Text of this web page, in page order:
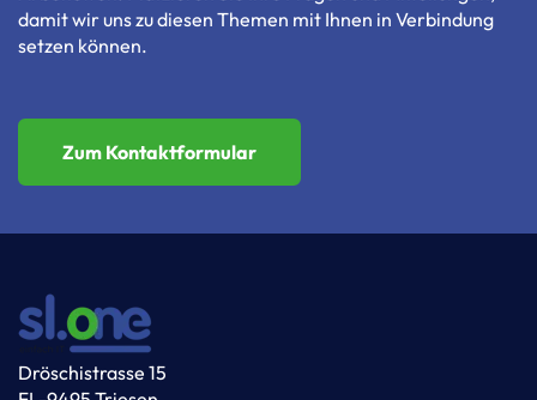
damit wir uns zu diesen Themen mit Ihnen in Verbindung
setzen können.
Zum Kontaktformular
Dröschistrasse 15